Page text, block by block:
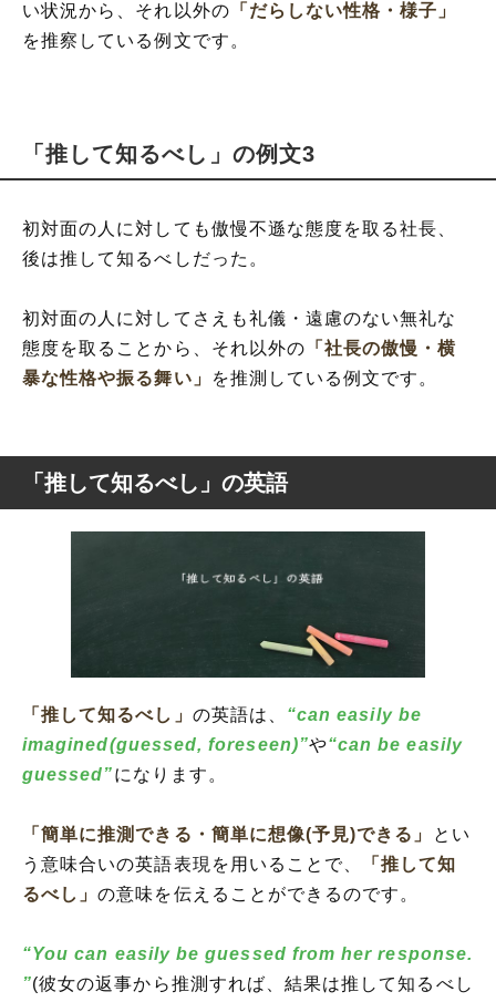
い状況から、それ以外の 「だらしない性格・様子」
を推察している例文です。
「推して知るべし」の例文3
初対面の人に対しても傲慢不遜な態度を取る社長、
後は推して知るべしだった。
初対面の人に対してさえも礼儀・遠慮のない無礼な
態度を取ることから、それ以外の 「社長の傲慢・横
暴な性格や振る舞い」
を推測している例文です。
「推して知るべし」の英語
「推して知るべし」 の英語は、 “can easily be
imagined(guessed, foreseen)”や“can be easily
guessed”になります。
「簡単に推測できる・簡単に想像(予見)できる」
とい
う意味合いの英語表現を用いることで、
「推して知
るべし」の意味を伝えることができるのです。
“You can easily be guessed from her response.
”(彼女の返事から推測すれば、結果は推して知るべし